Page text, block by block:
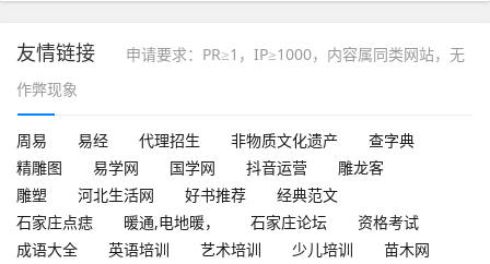
友情链接
申请要求：PR≥1，IP≥1000，内容属同类网站，无
作弊现象
周易 易经 代理招生 非物质文化遗产
查字典
精雕图
易学网 国学网 抖音运营
雕龙客
雕塑
河北生活网 好书推荐
经典范文
石家庄点痣
暖通,电地暖， 石家庄论坛
资格考试
成语大全
英语培训 艺术培训 少儿培训
苗木网